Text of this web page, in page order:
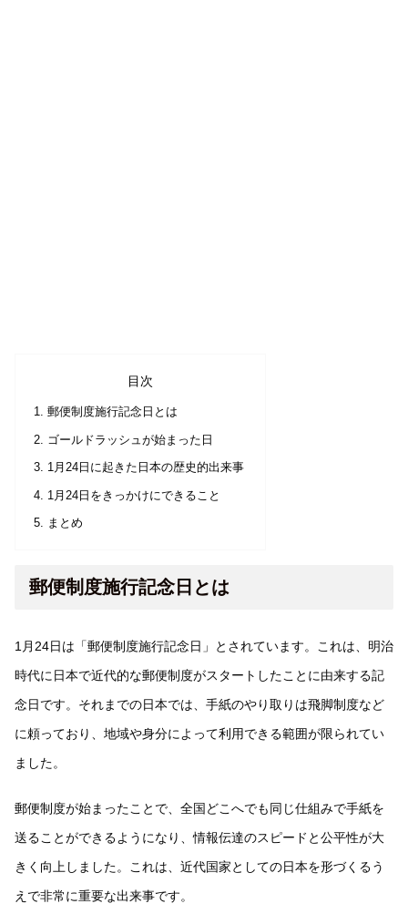
目次
郵便制度施行記念日とは
ゴールドラッシュが始まった日
1月24日に起きた日本の歴史的出来事
1月24日をきっかけにできること
まとめ
郵便制度施行記念日とは
1月24日は「郵便制度施行記念日」とされています。これは、明治
時代に日本で近代的な郵便制度がスタートしたことに由来する記
念日です。それまでの日本では、手紙のやり取りは飛脚制度など
に頼っており、地域や身分によって利用できる範囲が限られてい
ました。
郵便制度が始まったことで、全国どこへでも同じ仕組みで手紙を
送ることができるようになり、情報伝達のスピードと公平性が大
きく向上しました。これは、近代国家としての日本を形づくるう
えで非常に重要な出来事です。